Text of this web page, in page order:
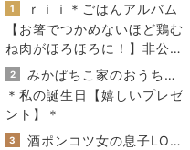
1
ｒｉｉ＊ごはんアルバム
【お箸でつかめないほど鶏む
ね肉がほろほろに！】非公開
クーポン貼りまくってます
2
みかぱちこ家のおうちでごはん
＊私の誕生日【嬉しいプレゼ
ント】＊
3
酒ポンコツ女の息子LOVE blog♡♡